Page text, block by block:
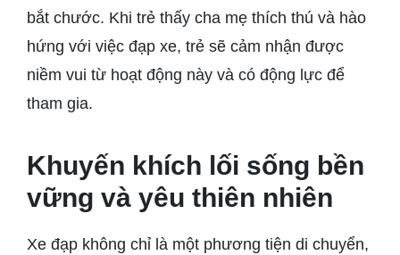
bắt chước. Khi trẻ thấy cha mẹ thích thú và hào
hứng với việc đạp xe, trẻ sẽ cảm nhận được
niềm vui từ hoạt động này và có động lực để
tham gia.
Khuyến khích lối sống bền
vững và yêu thiên nhiên
Xe đạp không chỉ là một phương tiện di chuyển,